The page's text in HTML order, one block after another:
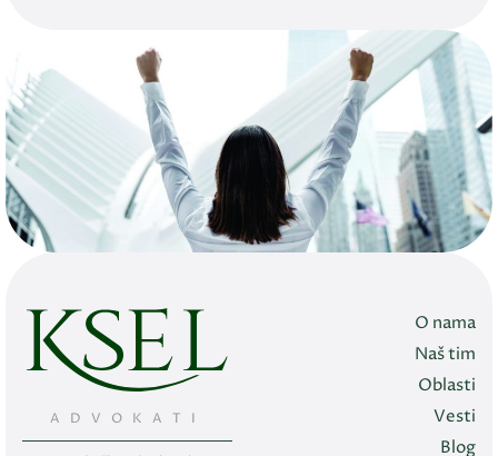
ADVOKATI
O nama
Naš tim
Oblasti
Vesti
Blog